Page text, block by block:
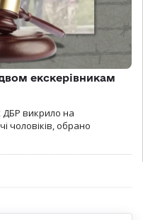
екскерівникам
ДБР викрило на
чоловіків, обрано